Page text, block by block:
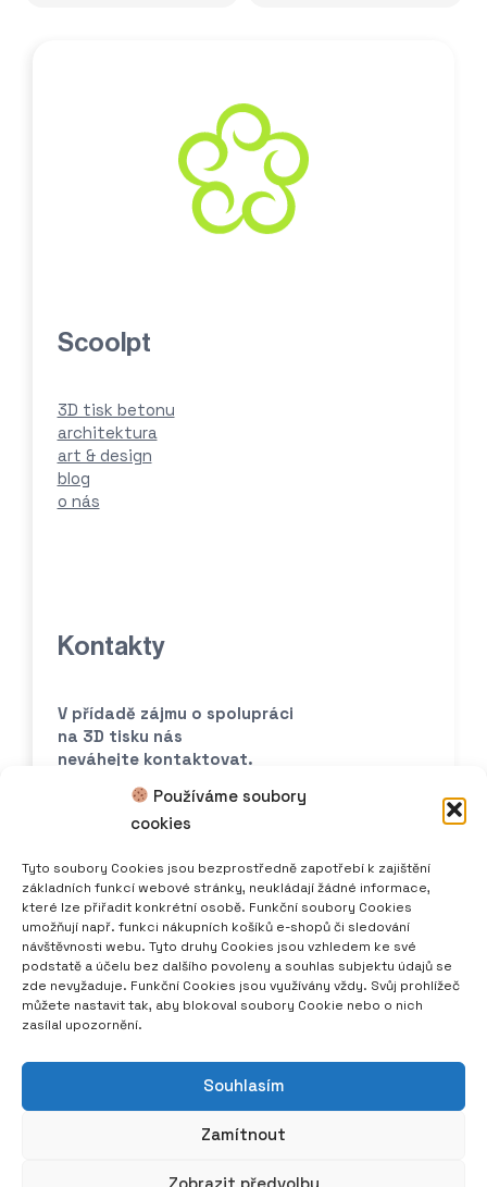
Používáme soubory
cookies
Tyto soubory Cookies jsou bezprostředně zapotřebí k zajištění
základních funkcí webové stránky, neukládají žádné informace,
které lze přiřadit konkrétní osobě. Funkční soubory Cookies
umožňují např. funkci nákupních košíků e-shopů či sledování
návštěvnosti webu. Tyto druhy Cookies jsou vzhledem ke své
podstatě a účelu bez dalšího povoleny a souhlas subjektu údajů se
zde nevyžaduje. Funkční Cookies jsou využívány vždy. Svůj prohlížeč
můžete nastavit tak, aby blokoval soubory Cookie nebo o nich
zasílal upozornění.
Souhlasím
Zamítnout
Scoolpt
3D tisk betonu
architektura
art & design
blog
o nás
Kontakty
V přídadě zájmu o spolupráci
na 3D tisku nás
neváhejte kontaktovat.
print@scoolpt.com
+420 774 969 654
Sleduj scoolpt 3D tisk